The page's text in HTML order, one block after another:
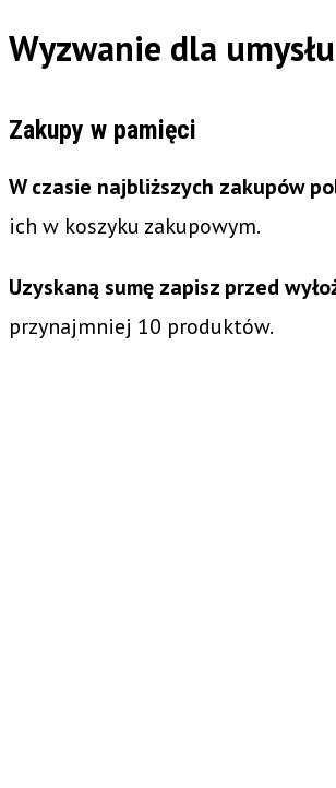
Wyzwanie dla
Zakupy w pamięci
W czasie najbliższych zakupów
ich w koszyku zakupowym.
Uzyskaną sumę zapisz przed
przynajmniej 10 produktów.